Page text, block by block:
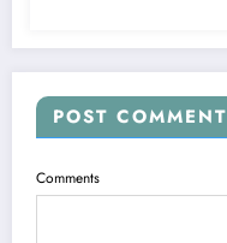
POST COMMENT
Comments